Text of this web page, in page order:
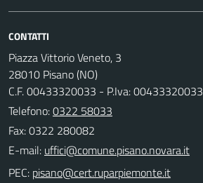
CONTATTI
Piazza Vittorio Veneto, 3
28010 Pisano (NO)
C.F. 00433320033 - P.Iva: 00433320033
Telefono:0322 58033
Fax: 0322 280082
E-mail:
PEC: